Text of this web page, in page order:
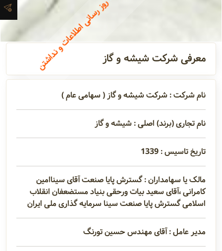
A
n
n
o
u
n
c
e
m
e
n
.
ع
د
م
ب
ه
ر
و
ز
ر
س
ا
ن
ی
ا
ط
ل
ا
ع
ا
ت
و
ن
د
ا
ش
ت
ن
ش
ت
ر
ا
ک
م
ع
ت
ب
ر
تماس
مدیران و
مسئولین
گالری
سابقه
شرکت
معرفی شرکت شیشه و گاز
نام شرکت : شرکت شیشه و گاز ( سهامی عام )
نام تجاری (برند) اصلی : شیشه و گاز
تاریخ تاسیس : 1339
مالک یا سهامداران : گسترش پايا صنعت آقای سيناامین
کامرانی ،آقای سعید بیات ورحقی بنیاد مستضعفان انقلاب
اسلامی گسترش پايا صنعت سينا سرمایه گذاری ملی ایران
مدیر عامل : آقای مهندس حسين تورنگ